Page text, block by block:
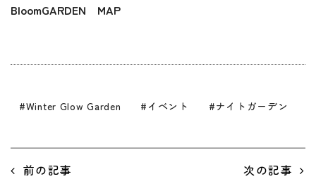
BloomGARDEN MAP
Winter Glow Garden イベント ナイトガーデン
前の記事 次の記事